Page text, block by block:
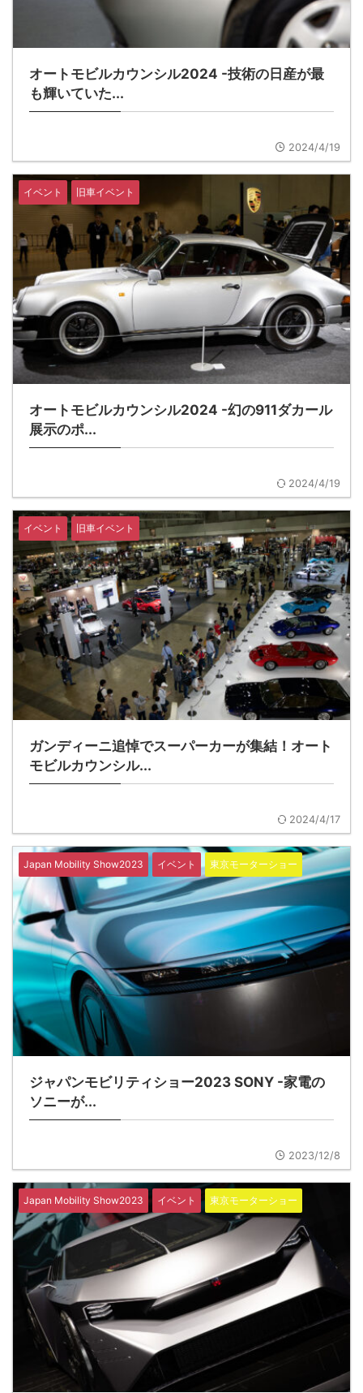
オートモビルカウンシル2024 -技術の日産が最
も輝いていた...
2024/4/19
イベント 旧車イベント
オートモビルカウンシル2024 -幻の911ダカール
展示のポ...
2024/4/19
イベント 旧車イベント
ガンディーニ追悼でスーパーカーが集結！オート
モビルカウンシル...
2024/4/17
Japan Mobility Show2023 イベント 東京モーターショー
ジャパンモビリティショー2023 SONY -家電の
ソニーが...
2023/12/8
Japan Mobility Show2023 イベント 東京モーターショー